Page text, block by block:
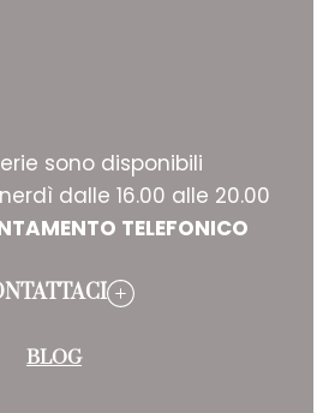
sono disponibili
dalle 16.00 alle 20.00
TELEFONICO
BLOG